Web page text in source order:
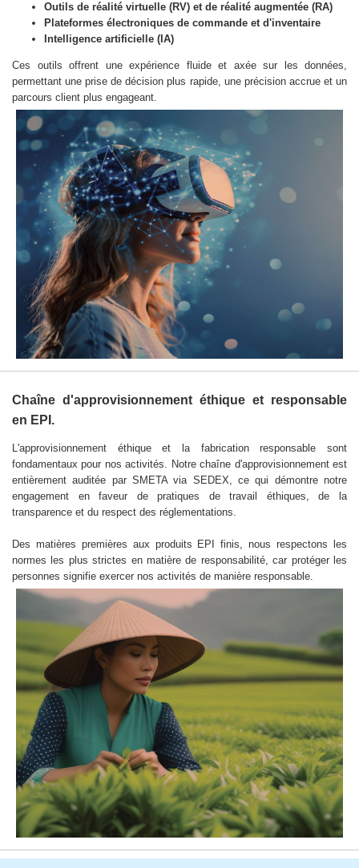
Outils de réalité virtuelle (RV) et de réalité augmentée (RA)
Plateformes électroniques de commande et d'inventaire
Intelligence artificielle (IA)
Ces outils offrent une expérience fluide et axée sur les données,
permettant une prise de décision plus rapide, une précision accrue et un
parcours client plus engageant.
Chaîne d'approvisionnement éthique et responsable
en EPI.
L'approvisionnement éthique et la fabrication responsable sont
fondamentaux pour nos activités. Notre chaîne d'approvisionnement est
entièrement auditée par SMETA via SEDEX, ce qui démontre notre
engagement en faveur de pratiques de travail éthiques, de la
transparence et du respect des réglementations.
Des matières premières aux produits EPI finis, nous respectons les
normes les plus strictes en matière de responsabilité, car protéger les
personnes signifie exercer nos activités de manière responsable.